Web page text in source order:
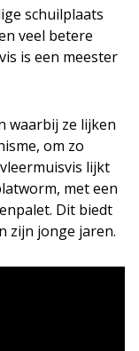
schuilplaats
veel betere
is een meester
waarbij ze lijken
om zo
lijkt
met een
Dit biedt
zijn jonge jaren.